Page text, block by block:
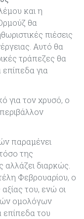
και η
θα
πιέσεις
Αυτό θα
τράπεζες θα
για
για τον χρυσό, ο
παραμένει
της
διαρκώς.
Φεβρουαρίου, ο
του, ενώ οι
ομολόγων
του